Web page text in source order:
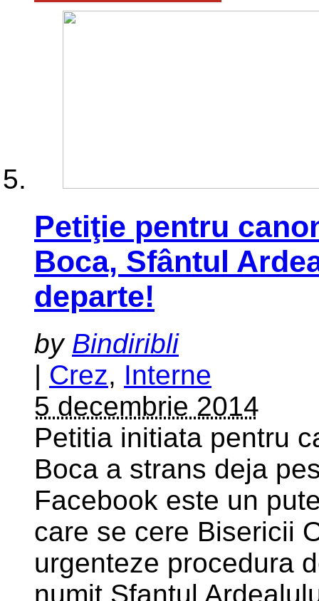
Petiţie pentru
Boca, Sfântul
departe!
by Bindiribli
| Crez, Interne
5 decembrie 2014
Petitia initiata pentru
Boca a strans deja
Facebook este un
care se cere Bisericii
urgenteze procedura
numit Sfantul